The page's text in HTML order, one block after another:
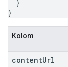
}
}
Kolom
contentUrl